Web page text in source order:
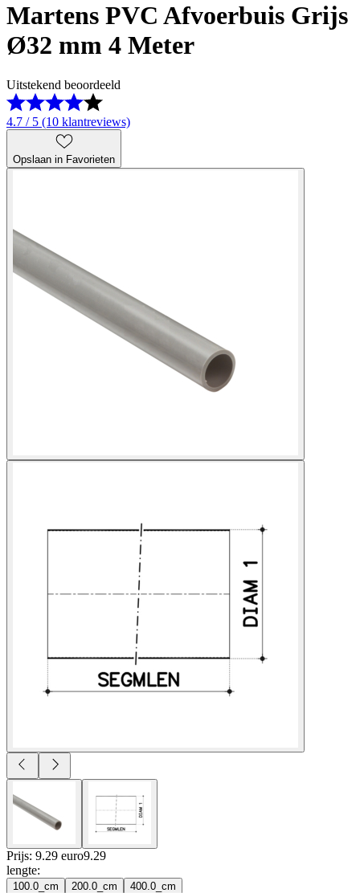
Martens PVC Afvoerbuis Grijs
Ø32 mm 4 Meter
Uitstekend beoordeeld
4.7 / 5 (10 klantreviews)
Opslaan in Favorieten
Prijs: 9.29 euro9.29
lengte:
100.0_cm 200.0_cm 400.0_cm